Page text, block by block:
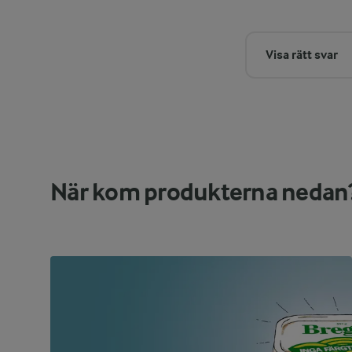
Visa rätt svar
När kom produkterna